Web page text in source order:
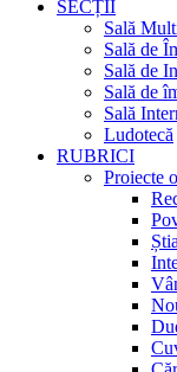
SECȚII
Sală
Sală de
Sală de
Sală de
Sală
Ludotecă
RUBRICI
Proiecte